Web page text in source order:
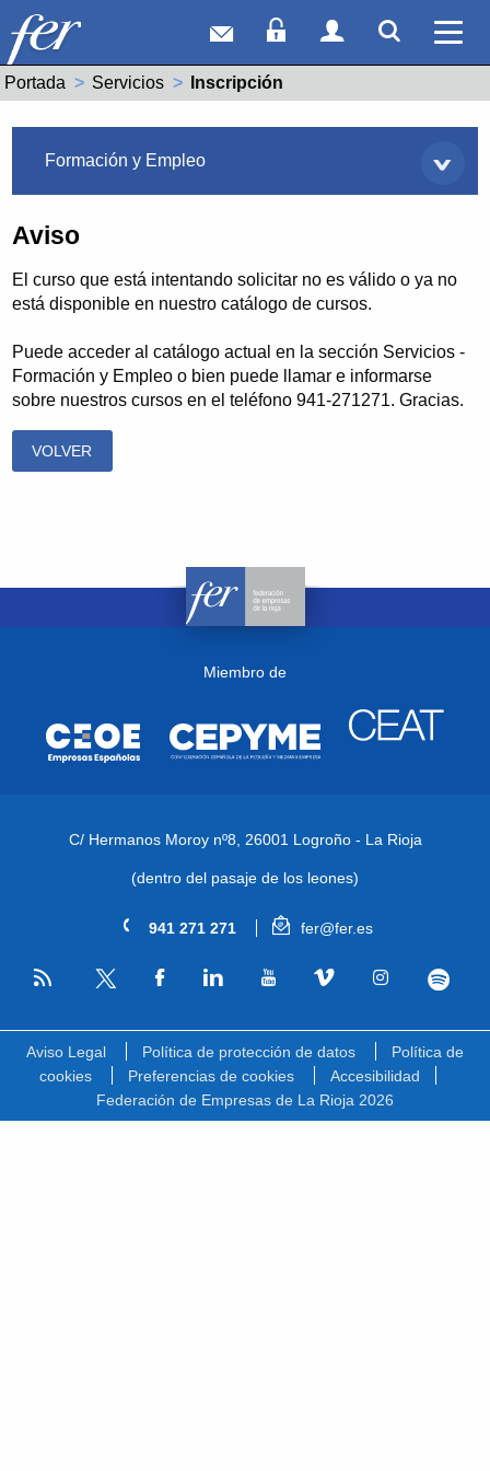
Correo webAcceso Socios
Acceso
Portada Servicios Actual:
Inscripción
Formación y Empleo
Aviso
El curso que está intentando solicitar no es válido o ya no
está disponible en nuestro catálogo de cursos.
Puede acceder al catálogo actual en la sección Servicios -
Formación y Empleo o bien puede llamar e informarse
sobre nuestros cursos en el teléfono 941-271271. Gracias.
VOLVER
Miembro de
C/ Hermanos Moroy nº8, 26001 Logroño - La Rioja
(dentro del pasaje de los leones)
941 271 271 fer@fer.es
RSS
Aviso Legal Política de protección de datos
Política de
cookies
Preferencias de cookies
Accesibilidad
Federación de Empresas de La Rioja 2026